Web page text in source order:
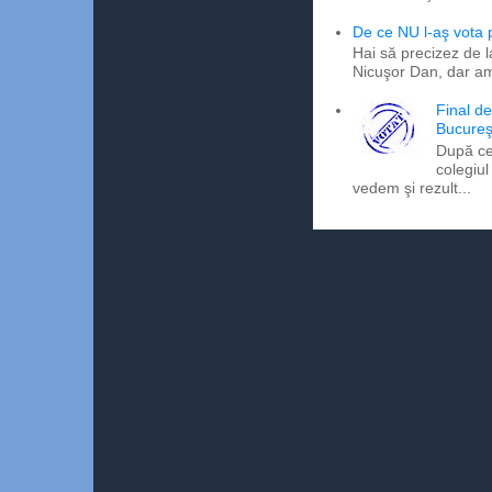
De ce NU l-aş vota
Hai să precizez de
Nicuşor Dan, dar
Final
După
vedem şi rezult...